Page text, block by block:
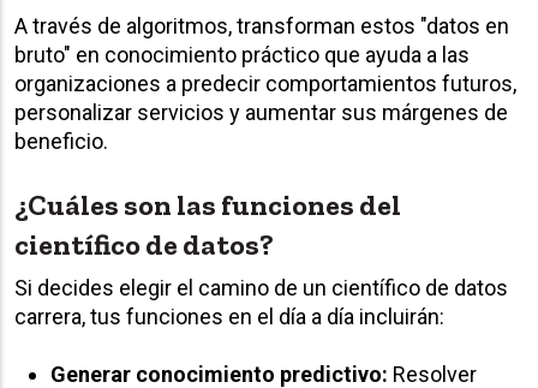
A través de algoritmos, transforman estos "datos en
bruto" en conocimiento práctico que ayuda a las
organizaciones a predecir comportamientos futuros,
personalizar servicios y aumentar sus márgenes de
beneficio.
¿Cuáles son las funciones del
científico de datos?
Si decides elegir el camino de un científico de datos
carrera, tus funciones en el día a día incluirán:
Generar conocimiento predictivo: Resolver